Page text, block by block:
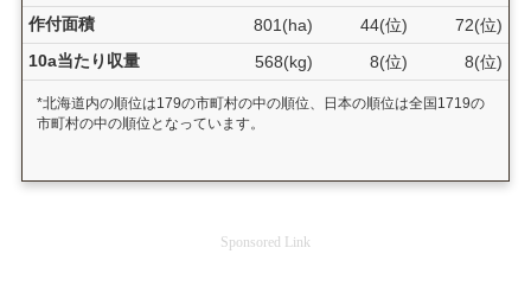
作付面積
801(ha) 44(位)
72(位)
10a当たり収量
568(kg) 8(位) 8(位)
*北海道内の順位は179の市町村の中の順位、日本の順位は全国1719の
市町村の中の順位となっています。
Sponsored Link